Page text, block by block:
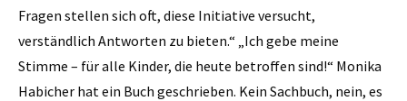
Fragen stellen sich oft, diese Initiative versucht,
verständlich Antworten zu bieten.“ „Ich gebe meine
Stimme – für alle Kinder, die heute betroffen sind!“ Monika
Habicher hat ein Buch geschrieben. Kein Sachbuch, nein, es